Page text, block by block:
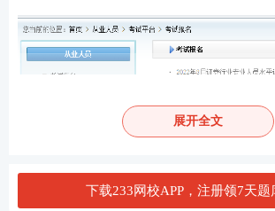
展开全文
下载233网校APP，注册领7天题